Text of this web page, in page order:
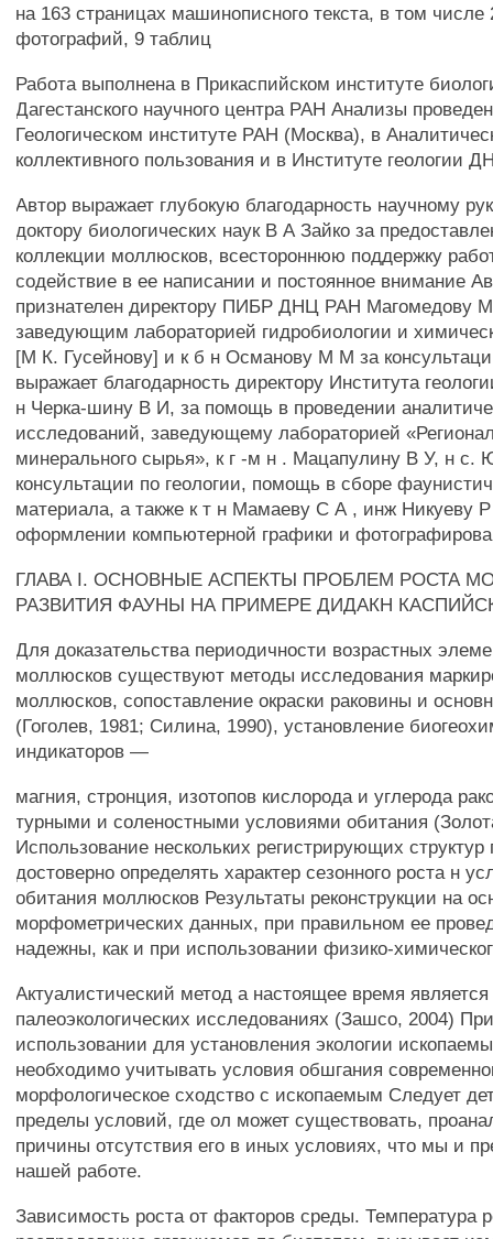
на 163 страницах машинописного текста, в том числе
фотографий, 9 таблиц
Работа выполнена в Прикаспийском институте
Дагестанского научного центра РАН Анализы
Геологическом институте РАН (Москва), в
коллективного пользования и в Институте геологии
Автор выражает глубокую благодарность научному
доктору биологических наук В А Зайко за
коллекции моллюсков, всестороннюю поддержку
содействие в ее написании и постоянное внимание
признателен директору ПИБР ДНЦ РАН Магомедову
заведующим лабораторией гидробиологии и
[М К. Гусейнову] и к б н Османову М М за
выражает благодарность директору Института
н Черка-шину В И, за помощь в проведении
исследований, заведующему лабораторией
минерального сырья», к г -м н . Мацапулину В У, н с.
консультации по геологии, помощь в сборе
материала, а также к т н Мамаеву С А , инж Никуеву
оформлении компьютерной графики и
ГЛАВА I. ОСНОВНЫЕ АСПЕКТЫ ПРОБЛЕМ РОСТА
РАЗВИТИЯ ФАУНЫ НА ПРИМЕРЕ ДИДАКН
Для доказательства периодичности возрастных
моллюсков существуют методы исследования
моллюсков, сопоставление окраски раковины и
(Гоголев, 1981; Силина, 1990), установление
индикаторов —
магния, стронция, изотопов кислорода и углерода
турными и соленостными условиями обитания
Использование нескольких регистрирующих структур
достоверно определять характер сезонного роста н
обитания моллюсков Результаты реконструкции на
морфометрических данных, при правильном ее
надежны, как и при использовании физико-
Актуалистический метод а настоящее время
палеоэкологических исследованиях (Зашсо, 2004)
использовании для установления экологии
необходимо учитывать условия обшгания
морфологическое сходство с ископаемым Следует
пределы условий, где ол может существовать,
причины отсутствия его в иных условиях, что мы и
нашей работе.
Зависимость роста от факторов среды. Температура